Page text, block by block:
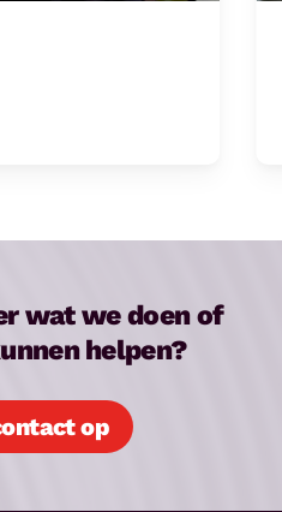
wat we doen of
helpen?
op